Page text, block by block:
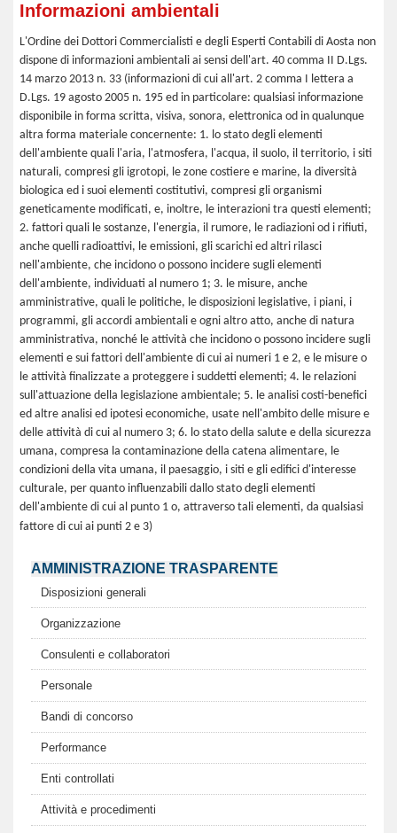
Informazioni ambientali
L'Ordine dei Dottori Commercialisti e degli Esperti Contabili di Aosta non
dispone di informazioni ambientali ai sensi dell'art. 40 comma II D.Lgs.
14 marzo 2013 n. 33 (informazioni di cui all'art. 2 comma I lettera a
D.Lgs. 19 agosto 2005 n. 195 ed in particolare: qualsiasi informazione
disponibile in forma scritta, visiva, sonora, elettronica od in qualunque
altra forma materiale concernente: 1. lo stato degli elementi
dell'ambiente quali l'aria, l'atmosfera, l'acqua, il suolo, il territorio, i siti
naturali, compresi gli igrotopi, le zone costiere e marine, la diversità
biologica ed i suoi elementi costitutivi, compresi gli organismi
geneticamente modificati, e, inoltre, le interazioni tra questi elementi;
2. fattori quali le sostanze, l'energia, il rumore, le radiazioni od i rifiuti,
anche quelli radioattivi, le emissioni, gli scarichi ed altri rilasci
nell'ambiente, che incidono o possono incidere sugli elementi
dell'ambiente, individuati al numero 1; 3. le misure, anche
amministrative, quali le politiche, le disposizioni legislative, i piani, i
programmi, gli accordi ambientali e ogni altro atto, anche di natura
amministrativa, nonché le attività che incidono o possono incidere sugli
elementi e sui fattori dell'ambiente di cui ai numeri 1 e 2, e le misure o
le attività finalizzate a proteggere i suddetti elementi; 4. le relazioni
sull'attuazione della legislazione ambientale; 5. le analisi costi-benefici
ed altre analisi ed ipotesi economiche, usate nell'ambito delle misure e
delle attività di cui al numero 3; 6. lo stato della salute e della sicurezza
umana, compresa la contaminazione della catena alimentare, le
condizioni della vita umana, il paesaggio, i siti e gli edifici d'interesse
culturale, per quanto influenzabili dallo stato degli elementi
dell'ambiente di cui al punto 1 o, attraverso tali elementi, da qualsiasi
fattore di cui ai punti 2 e 3)
AMMINISTRAZIONE TRASPARENTE
Disposizioni generali
Organizzazione
Consulenti e collaboratori
Personale
Bandi di concorso
Performance
Enti controllati
Attività e procedimenti